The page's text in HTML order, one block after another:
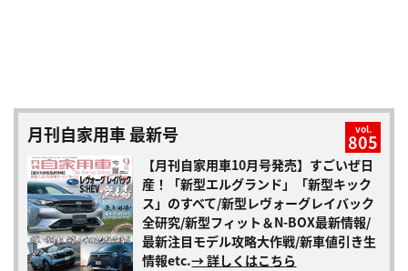
月刊自家用車 最新号 vol.
805
【月刊自家用車10月号発売】すごいぜ日
産！「新型エルグランド」「新型キック
ス」のすべて/新型レヴォーグレイバック
全研究/新型フィット＆N-BOX最新情報/
最新注目モデル攻略大作戦/新車値引き生
情報etc.→ 詳しくはこちら